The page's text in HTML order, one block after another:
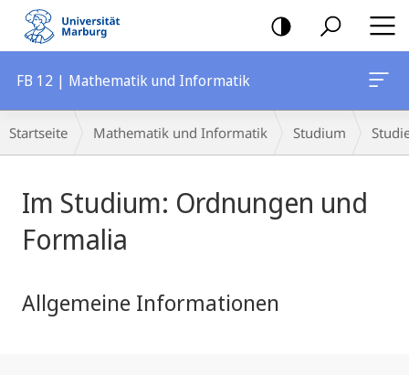
Mobile-
Navigation
FB 12 | Mathematik und Informatik
Breadcrumb-
Navigation
Startseite Mathematik und Informatik Studium
Im Studium: Ordnungen und
Formalia
Allgemeine Informationen